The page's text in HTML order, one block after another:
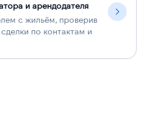
и арендодателя
с жильём, проверив
по контактам и